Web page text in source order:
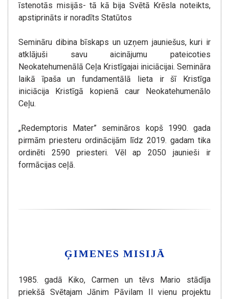
īstenotās misijās- tā kā bija Svētā Krēsla noteikts,
apstiprināts ir noradīts Statūtos
Semināru dibina bīskaps un uzņem jauniešus, kuri ir
atklājuši savu aicinājumu pateicoties
Neokatehumenālā Ceļa Kristīgajai iniciācijai. Semināra
laikā īpaša un fundamentālā lieta ir šī Kristīga
iniciācija Kristīgā kopienā caur Neokatehumenālo
Ceļu.
„Redemptoris Mater” semināros kopš 1990. gada
pirmām priesteru ordinācijām līdz 2019. gadam tika
ordinēti 2590 priesteri. Vēl ap 2050 jaunieši ir
formācijas ceļā.
ĢIMENES MISIJĀ
1985. gadā Kiko, Carmen un tēvs Mario stādīja
priekšā Svētajam Jānim Pāvilam II vienu projektu